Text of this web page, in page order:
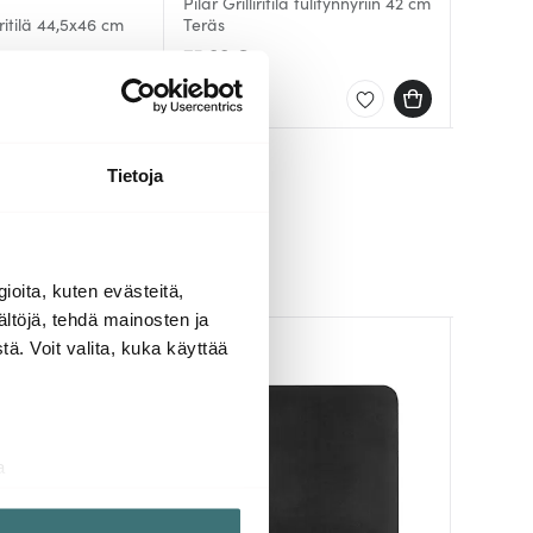
Tietoja
kuten evästeitä,
tehdä mainosten ja
Voit valita, kuka käyttää
44,5x46 cm
Teräs
75.00 €
Saatavilla